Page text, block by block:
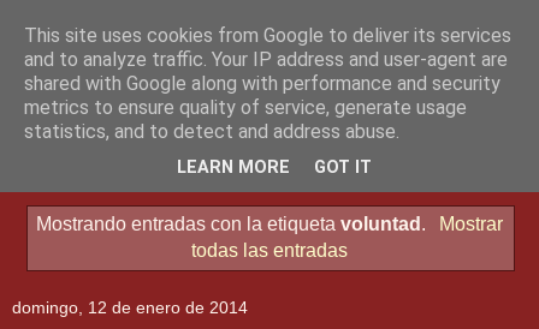
Mostrando entradas con la etiquetavoluntad .
Mostrar
todas las entradas
domingo, 12 de enero de 2014
This site uses cookies from Google to deliver its services
and to analyze traffic. Your IP address and user-agent are
shared with Google along with performance and security
metrics to ensure quality of service, generate usage
statistics, and to detect and address abuse.
LEARN MORE GOT IT